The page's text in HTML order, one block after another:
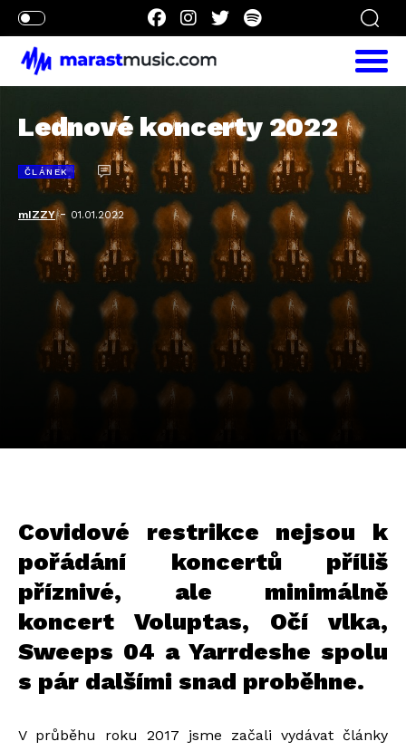
Lednové koncerty 2022
ČLÁNEK
mIZZY- 01.01.2022
Covidové restrikce nejsou k
pořádání koncertů příliš
příznivé, ale minimálně
koncert Voluptas, Očí vlka,
Sweeps 04 a Yarrdeshe spolu
s pár dalšími snad proběhne.
V průběhu roku 2017 jsme začali vydávat články